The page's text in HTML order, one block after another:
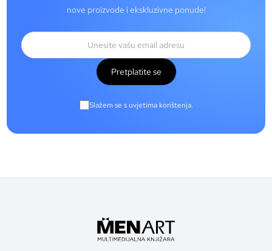
nove proizvode i ekskluzivne ponude!
Pretplatite se
Slažem se s uvjetima korištenja.